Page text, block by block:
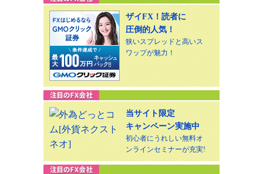
ザイFX！読者に
圧倒的人気！
狭いスプレッドと高いス
ワップが魅力！
当サイト限定
キャンペーン実施中
初心者にうれしい無料オ
ンラインセミナーが充実!